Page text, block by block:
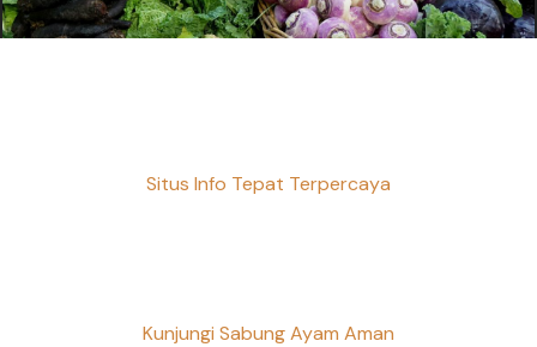
Situs Info Tepat Terpercaya
Kunjungi Sabung Ayam Aman